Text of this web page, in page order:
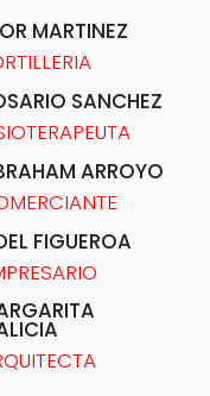
MARTINEZ
SANCHEZ
ARROYO
FIGUEROA